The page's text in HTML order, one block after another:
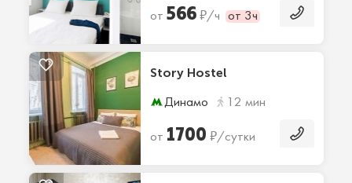
от 566₽/ч от 3ч
Story Hostel
Динамо 12 мин
от 1700 ₽/сутки